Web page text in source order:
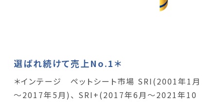
選ばれ続けて売上No.1＊
＊インテージ ペットシート市場 SRI(2001年1月
～2017年5月)、 SRI+(2017年6月～2021年10